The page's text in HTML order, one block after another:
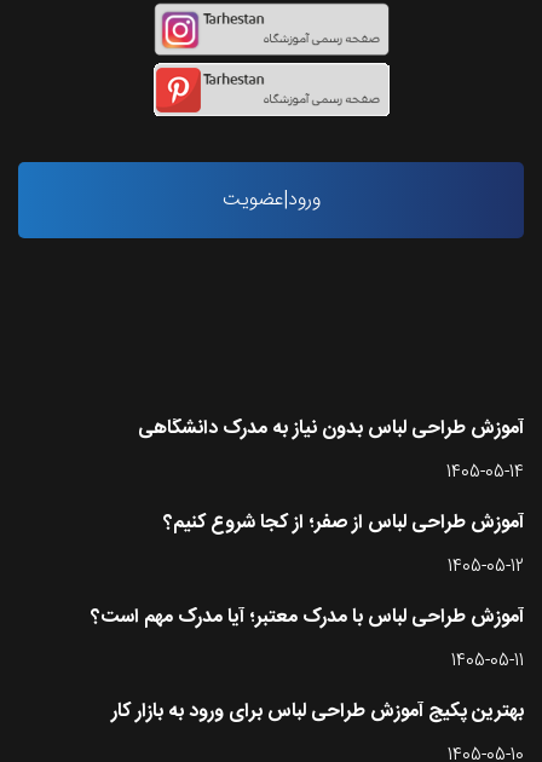
ورود|عضویت
آموزش طراحی لباس بدون نیاز به مدرک دانشگاهی
1405-05-14
آموزش طراحی لباس از صفر؛ از کجا شروع کنیم؟
1405-05-12
آموزش طراحی لباس با مدرک معتبر؛ آیا مدرک مهم است؟
1405-05-11
بهترین پکیج آموزش طراحی لباس برای ورود به بازار کار